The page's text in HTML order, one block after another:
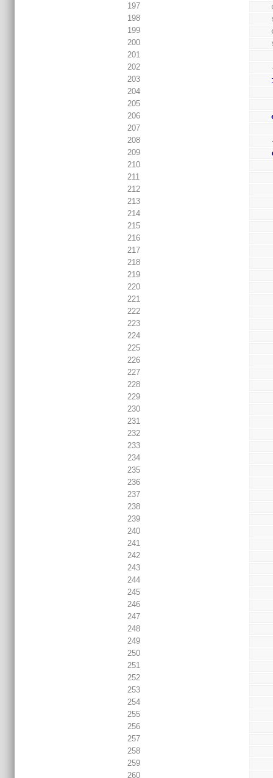
197
198
199
200
201
202
203
204
205
206
207
208
209
210
211
212
213
214
215
216
217
218
219
220
221
222
223
224
225
226
227
228
229
230
231
232
233
234
235
236
237
238
239
240
241
242
243
244
245
246
247
248
249
250
251
252
253
254
255
256
257
258
259
260